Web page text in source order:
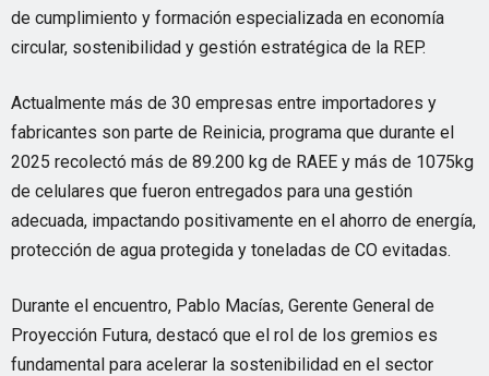
de cumplimiento y formación especializada en economía
circular, sostenibilidad y gestión estratégica de la REP.
Actualmente más de 30 empresas entre importadores y
fabricantes son parte de Reinicia, programa que durante el
2025 recolectó más de 89.200 kg de RAEE y más de 1075kg
de celulares que fueron entregados para una gestión
adecuada, impactando positivamente en el ahorro de energía,
protección de agua protegida y toneladas de CO evitadas.
Durante el encuentro, Pablo Macías, Gerente General de
Proyección Futura, destacó que el rol de los gremios es
fundamental para acelerar la sostenibilidad en el sector